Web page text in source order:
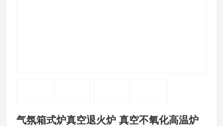
气氛箱式炉真空退火炉 真空不氧化高温炉